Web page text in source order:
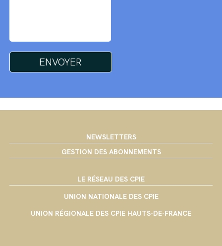
NEWSLETTERS
GESTION DES ABONNEMENTS
LE RÉSEAU DES CPIE
UNION NATIONALE DES CPIE
UNION RÉGIONALE DES CPIE HAUTS-DE-FRANCE